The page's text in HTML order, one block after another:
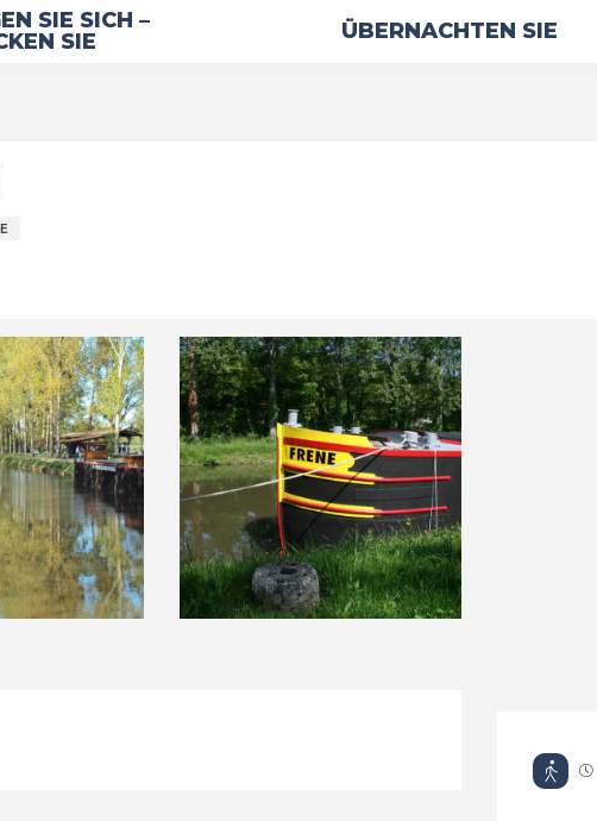
SIE SICH –
SIE
ÜBERNACHTEN SIE